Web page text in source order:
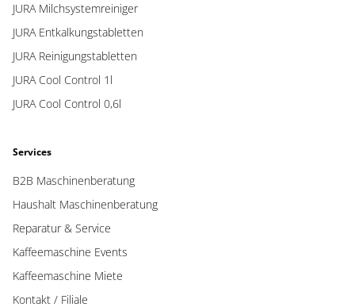
JURA Milchsystemreiniger
JURA Entkalkungstabletten
JURA Reinigungstabletten
JURA Cool Control 1l
JURA Cool Control 0,6l
Services
B2B Maschinenberatung
Haushalt Maschinenberatung
Reparatur & Service
Kaffeemaschine Events
Kaffeemaschine Miete
Kontakt / Filiale